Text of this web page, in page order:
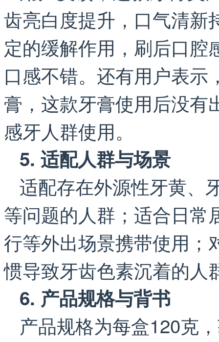
齿亮白度提升，口气清新
定的缓解作用，刷后口
口感不错。还有用户表
膏，这款牙膏使用后没有
感牙人群使用。
5. 适配人群与场景
适配存在外源性牙黄、
等问题的人群；适合日常
行等外出场景携带使用；
惯导致牙齿色素沉着的人
6. 产品规格与背书
产品规格为每盒120克